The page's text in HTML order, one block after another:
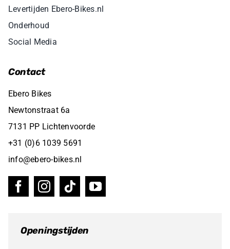
Levertijden Ebero-Bikes.nl
Onderhoud
Social Media
Contact
Ebero Bikes
Newtonstraat 6a
7131 PP Lichtenvoorde
+31 (0)6 1039 5691
info@ebero-bikes.nl
Openingstijden